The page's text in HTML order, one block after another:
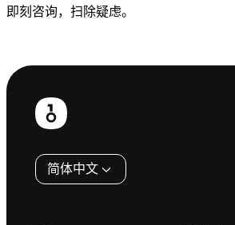
即刻咨询，扫除疑虑。
页
简体中文